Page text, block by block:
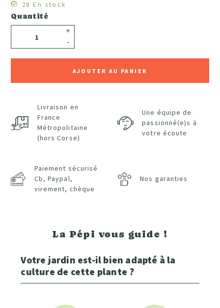
Quantité
-
+
AJOUTER AU PANIER
28 En stock
Livraison en
France
Métropolitaine
(hors Corse)
Une équipe de
passionné(e)s à
votre écoute
Paiement sécurisé
Cb, Paypal,
virement, chèque
Nos garanties
La Pépi vous guide !
Votre jardin est-il bien adapté à la
culture de cette plante ?